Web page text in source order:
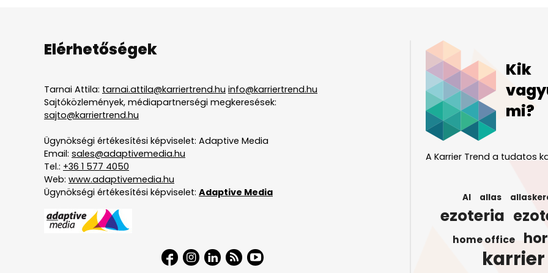
Elérhetőségek
Tarnai Attila: tarnai.attila@karriertrend.hu info@karriertrend.hu
Sajtóközlemények, médiapartnerségi megkeresések:
sajto@karriertrend.hu
Ügynökségi értékesítési képviselet: Adaptive Media
Email: sales@adaptivemedia.hu
Tel.: +36 1 577 4050
Web: www.adaptivemedia.hu
Ügynökségi értékesítési képviselet: Adaptive Media
Kik
mi?
A Karrier Trend a tudatos
AI allas
ezoteria
home office
karrier